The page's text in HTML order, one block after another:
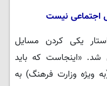
اجتماعی نیست
یکی کردن مسایل
شد. «اینجاست که باید
ویژه وزارت فرهنگ) به